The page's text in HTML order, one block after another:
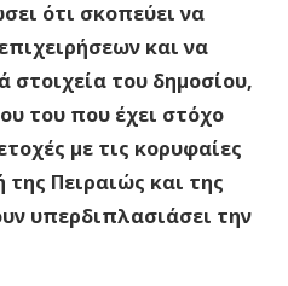
ότι σκοπεύει να
και να
στοιχεία του δημοσίου,
του που έχει στόχο
με τις κορυφαίες
Πειραιώς και της
υπερδιπλασιάσει την